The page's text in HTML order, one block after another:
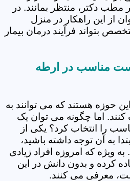
مطب دکتر، منتظر بمانند. در
از این راهکار در منزل
بتواند فرآیند درمان بیمار
مناسب در ارطه
حوزه هستند که می توانند به
اما چگونه می توان یک
را انتخاب کرد؟ یکی از
به آن توجه داشته باشید،
که امروزه افراد زیادی
کرده و بدون دانش در این
معرفی می کنند.